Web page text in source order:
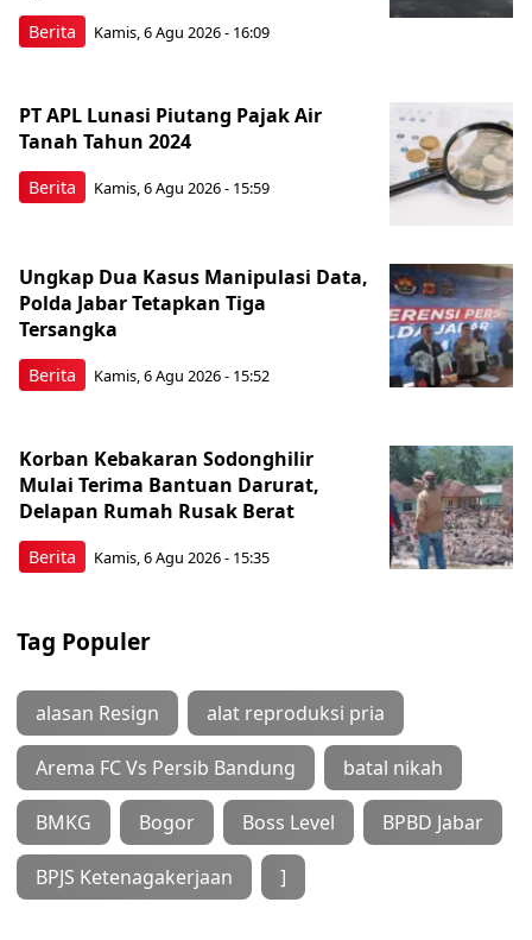
Berita Kamis, 6 Agu 2026 - 16:09
Berita
PT APL Lunasi Piutang Pajak Air
Tanah Tahun 2024
Kamis, 6 Agu 2026 - 15:59
Berita
Ungkap Dua Kasus Manipulasi Data,
Polda Jabar Tetapkan Tiga
Tersangka
Kamis, 6 Agu 2026 - 15:52
Berita
Korban Kebakaran Sodonghilir
Mulai Terima Bantuan Darurat,
Delapan Rumah Rusak Berat
Kamis, 6 Agu 2026 - 15:35
Tag Populer
alasan Resign alat reproduksi pria
Arema FC Vs Persib Bandung batal nikah
BMKG Bogor Boss Level BPBD Jabar
BPJS Ketenagakerjaan ]